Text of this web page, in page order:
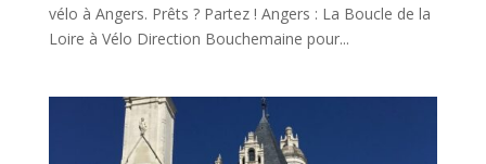
vélo à Angers. Prêts ? Partez ! Angers : La Boucle de la
Loire à Vélo Direction Bouchemaine pour...